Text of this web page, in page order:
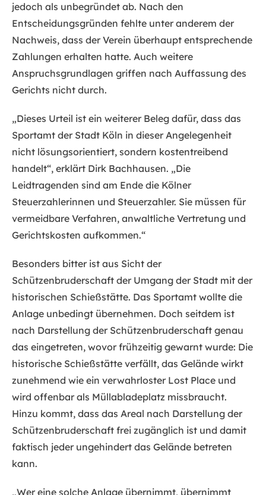
jedoch als unbegründet ab. Nach den
Entscheidungsgründen fehlte unter anderem der
Nachweis, dass der Verein überhaupt entsprechende
Zahlungen erhalten hatte. Auch weitere
Anspruchsgrundlagen griffen nach Auffassung des
Gerichts nicht durch.
„Dieses Urteil ist ein weiterer Beleg dafür, dass das
Sportamt der Stadt Köln in dieser Angelegenheit
nicht lösungsorientiert, sondern kostentreibend
handelt“, erklärt Dirk Bachhausen. „Die
Leidtragenden sind am Ende die Kölner
Steuerzahlerinnen und Steuerzahler. Sie müssen für
vermeidbare Verfahren, anwaltliche Vertretung und
Gerichtskosten aufkommen.“
Besonders bitter ist aus Sicht der
Schützenbruderschaft der Umgang der Stadt mit der
historischen Schießstätte. Das Sportamt wollte die
Anlage unbedingt übernehmen. Doch seitdem ist
nach Darstellung der Schützenbruderschaft genau
das eingetreten, wovor frühzeitig gewarnt wurde: Die
historische Schießstätte verfällt, das Gelände wirkt
zunehmend wie ein verwahrloster Lost Place und
wird offenbar als Müllabladeplatz missbraucht.
Hinzu kommt, dass das Areal nach Darstellung der
Schützenbruderschaft frei zugänglich ist und damit
faktisch jeder ungehindert das Gelände betreten
kann.
„Wer eine solche Anlage übernimmt, übernimmt